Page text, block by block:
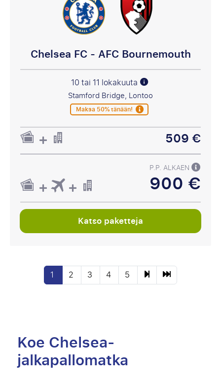
Chelsea FC - AFC Bournemouth
10 tai 11 lokakuuta
Stamford Bridge, Lontoo
Maksa 50% tänään!
509 €
P.P. ALKAEN
900 €
Katso paketteja
1 2 3 4 5
Koe Chelsea-
jalkapallomatka